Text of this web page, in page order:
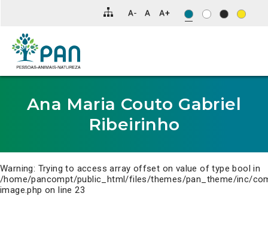
para
conteúdo
principal
da
Ana Maria Couto Gabriel
Ribeirinho
Warning: Trying to access array offset on value of type bool in
/home/pancompt/public_html/files/themes/pan_theme/inc/
image.php on line23